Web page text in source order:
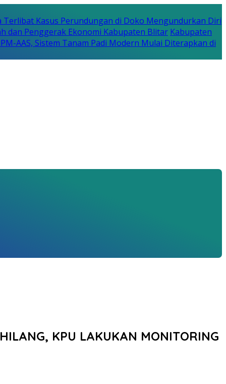
Terlibat Kasus Perundungan di Doko Mengundurkan Diri
dan Penggerak Ekonomi Kabupaten Blitar Kabupaten
AAS, Sistem Tanam Padi Modern Mulai Diterapkan di
KPU LAKUKAN MONITORING